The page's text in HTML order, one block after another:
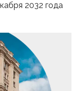
2032 года